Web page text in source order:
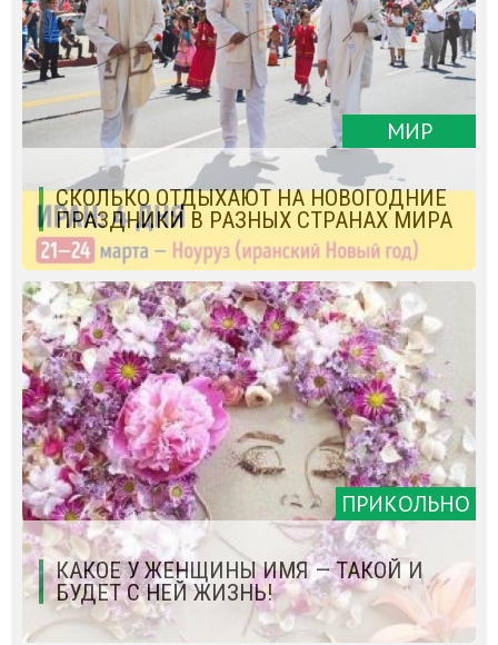
МИР
СКОЛЬКО ОТДЫХАЮТ НА НОВОГОДНИЕ
ПРАЗДНИКИ В РАЗНЫХ СТРАНАХ МИРА
ПРИКОЛЬНО
КАКОЕ У ЖЕНЩИНЫ ИМЯ — ТАКОЙ И
БУДЕТ С НЕЙ ЖИЗНЬ!